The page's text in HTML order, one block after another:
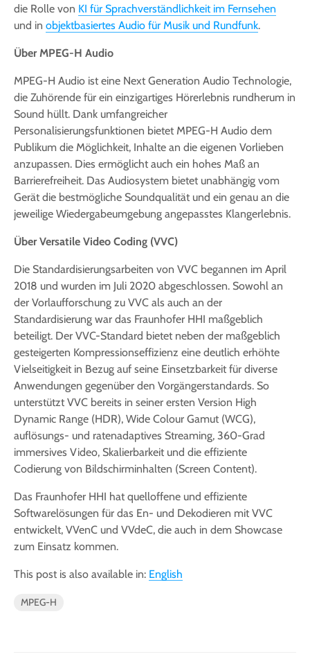
die Rolle von KI für Sprachverständlichkeit im Fernsehen
und in objektbasiertes Audio für Musik und Rundfunk.
Über MPEG-H Audio
MPEG-H Audio ist eine Next Generation Audio Technologie,
die Zuhörende für ein einzigartiges Hörerlebnis rundherum in
Sound hüllt. Dank umfangreicher
Personalisierungsfunktionen bietet MPEG-H Audio dem
Publikum die Möglichkeit, Inhalte an die eigenen Vorlieben
anzupassen. Dies ermöglicht auch ein hohes Maß an
Barrierefreiheit. Das Audiosystem bietet unabhängig vom
Gerät die bestmögliche Soundqualität und ein genau an die
jeweilige Wiedergabeumgebung angepasstes Klangerlebnis.
Über Versatile Video Coding (VVC)
Die Standardisierungsarbeiten von VVC begannen im April
2018 und wurden im Juli 2020 abgeschlossen. Sowohl an
der Vorlaufforschung zu VVC als auch an der
Standardisierung war das Fraunhofer HHI maßgeblich
beteiligt. Der VVC-Standard bietet neben der maßgeblich
gesteigerten Kompressionseffizienz eine deutlich erhöhte
Vielseitigkeit in Bezug auf seine Einsetzbarkeit für diverse
Anwendungen gegenüber den Vorgängerstandards. So
unterstützt VVC bereits in seiner ersten Version High
Dynamic Range (HDR), Wide Colour Gamut (WCG),
auflösungs- und ratenadaptives Streaming, 360-Grad
immersives Video, Skalierbarkeit und die effiziente
Codierung von Bildschirminhalten (Screen Content).
Das Fraunhofer HHI hat quelloffene und effiziente
Softwarelösungen für das En- und Dekodieren mit VVC
entwickelt, VVenC und VVdeC, die auch in dem Showcase
zum Einsatz kommen.
This post is also available in: English
MPEG-H